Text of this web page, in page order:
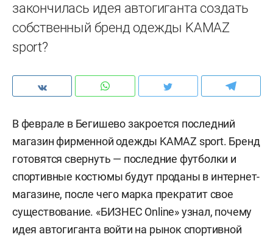
закончилась идея автогиганта создать
собственный бренд одежды KAMAZ
sport?
В феврале в Бегишево закроется последний
магазин фирменной одежды KAMAZ sport. Бренд
готовятся свернуть — последние футболки и
спортивные костюмы будут проданы в интернет-
магазине, после чего марка прекратит свое
существование. «БИЗНЕС Online» узнал, почему
идея автогиганта войти на рынок спортивной